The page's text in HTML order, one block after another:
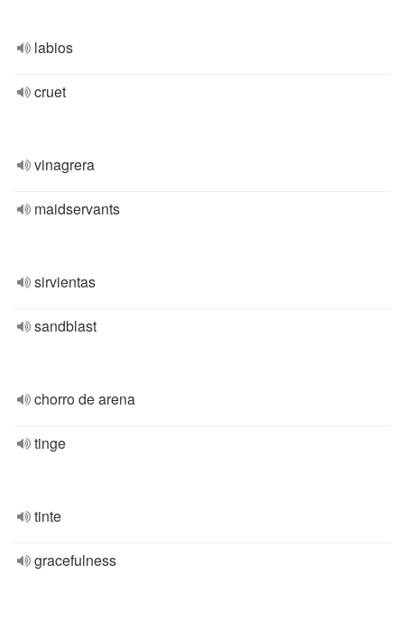
labios
cruet
vinagrera
maidservants
sirvientas
sandblast
chorro de arena
tinge
tinte
gracefulness